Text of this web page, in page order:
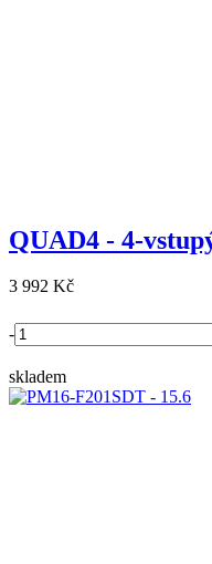
QUAD4 - 4-
3 992 Kč
-
skladem